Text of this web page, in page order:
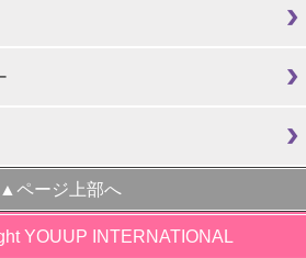
▲ページ上部へ
YOUUP INTERNATIONAL